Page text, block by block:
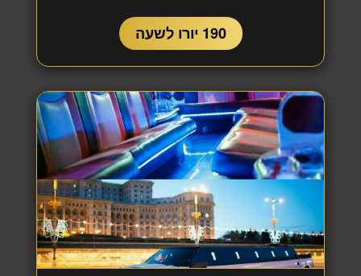
190 יורו לשעה